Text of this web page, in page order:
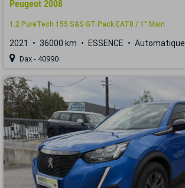
Peugeot 2008
1.2 PureTech 155 S&S GT Pack EAT8 / 1° Main
2021 36000 km ESSENCE Automatique
Dax - 40990